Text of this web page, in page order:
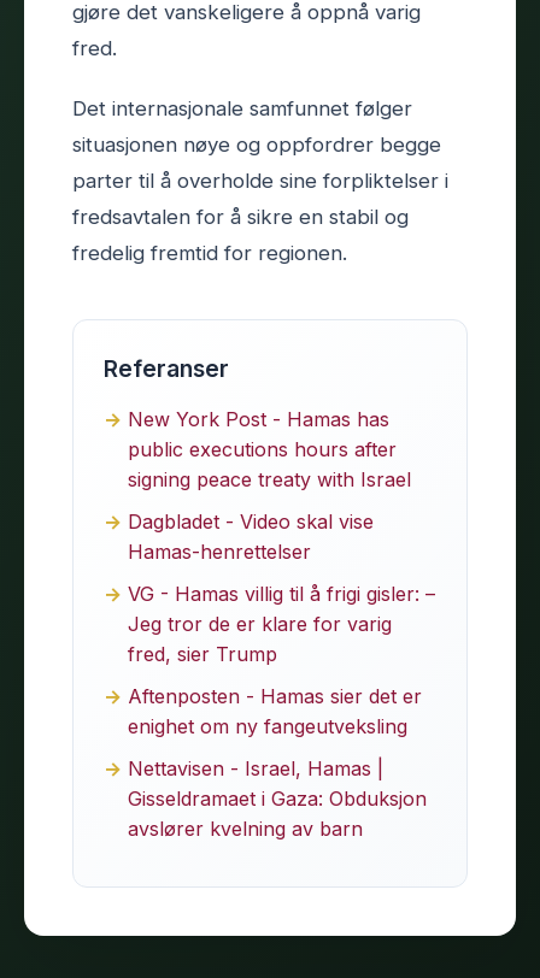
gjøre det vanskeligere å oppnå varig
fred.
Det internasjonale samfunnet følger
situasjonen nøye og oppfordrer begge
parter til å overholde sine forpliktelser i
fredsavtalen for å sikre en stabil og
fredelig fremtid for regionen.
Referanser
New York Post - Hamas has
public executions hours after
signing peace treaty with Israel
Dagbladet - Video skal vise
Hamas-henrettelser
VG - Hamas villig til å frigi gisler: –
Jeg tror de er klare for varig
fred, sier Trump
Aftenposten - Hamas sier det er
enighet om ny fangeutveksling
Nettavisen - Israel, Hamas |
Gisseldramaet i Gaza: Obduksjon
avslører kvelning av barn